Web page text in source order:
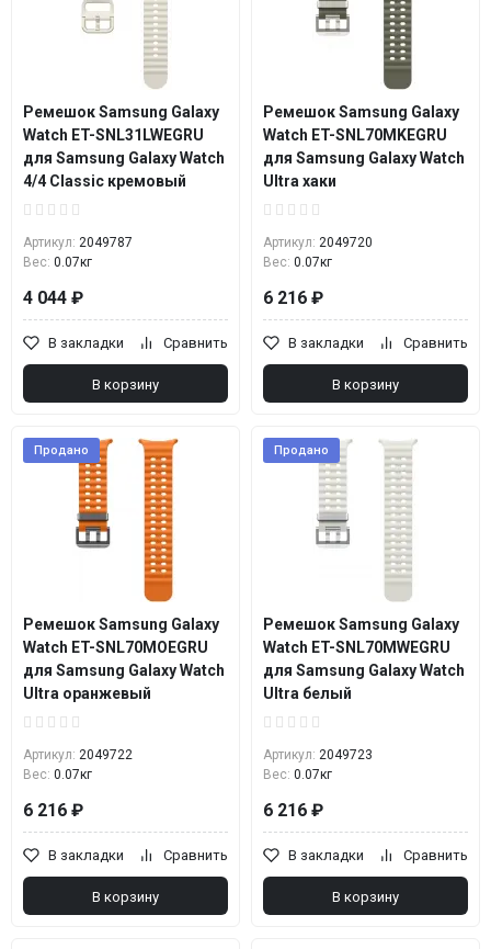
Ремешок Samsung Galaxy
Watch ET-SNL31LWEGRU
для Samsung Galaxy Watch
4/4 Classic кремовый
Артикул: 2049787
Вес: 0.07кг
4 044 ₽
В закладки Сравнить
В корзину
Ремешок Samsung Galaxy
Watch ET-SNL70MKEGRU
для Samsung Galaxy Watch
Ultra хаки
Артикул: 2049720
Вес: 0.07кг
6 216 ₽
В закладки Сравнить
В корзину
Продано
Ремешок Samsung Galaxy
Watch ET-SNL70MOEGRU
для Samsung Galaxy Watch
Ultra оранжевый
Артикул: 2049722
Вес: 0.07кг
6 216 ₽
В закладки Сравнить
В корзину
Продано
Ремешок Samsung Galaxy
Watch ET-SNL70MWEGRU
для Samsung Galaxy Watch
Ultra белый
Артикул: 2049723
Вес: 0.07кг
6 216 ₽
В закладки Сравнить
В корзину